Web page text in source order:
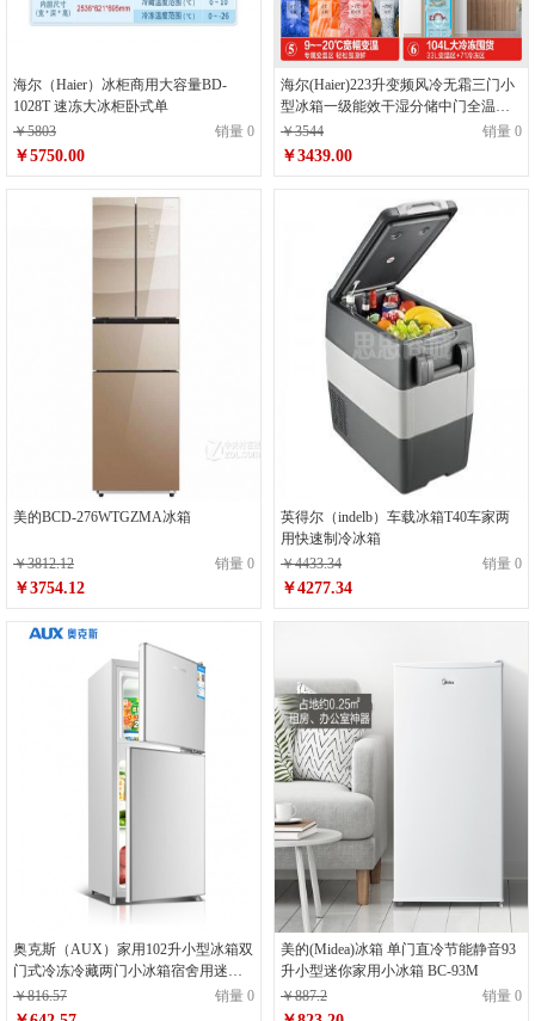
海尔（Haier）冰柜商用大容量BD-
1028T 速冻大冰柜卧式单
￥5803
销量 0
￥5750.00
海尔(Haier)223升变频风冷无霜三门小
型冰箱一级能效干湿分储中门全温变
温净味宿舍租房节能BCD-223WDPT
￥3544 销量 0
￥3439.00
美的BCD-276WTGZMA冰箱
￥3812.12 销量 0
￥3754.12
英得尔（indelb）车载冰箱T40车家两
用快速制冷冰箱
￥4433.34
销量 0
￥4277.34
奥克斯（AUX）家用102升小型冰箱双
门式冷冻冷藏两门小冰箱宿舍用迷你
节能电冰箱BCD-102拉丝银
￥816.57 销量 0
美的(Midea)冰箱 单门直冷节能静音93
升小型迷你家用小冰箱 BC-93M
￥887.2
销量 0